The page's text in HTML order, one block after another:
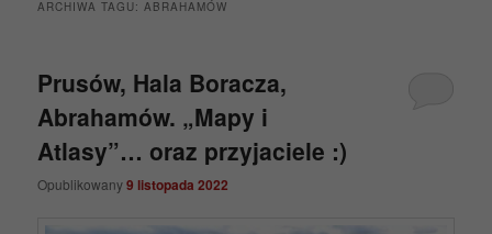
ARCHIWA TAGU:ABRAHAMÓW
Prusów, Hala Boracza,
Abrahamów. „Mapy i
Atlasy”… oraz przyjaciele :)
Opublikowany9 listopada 2022